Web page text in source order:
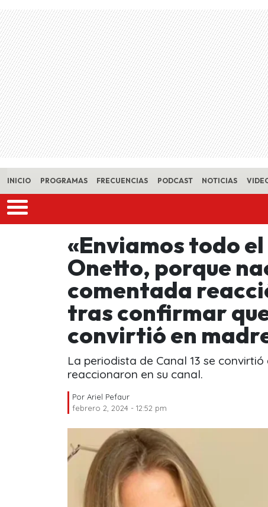
Skip to main content
INICIO PROGRAMAS FRECUENCIAS PODCAST NOTICIAS
«Enviamos todo
Onetto, porque
comentada
tras confirmar
convirtió en
La periodista de Canal 13 se
reaccionaron en su canal.
Por Ariel Pefaur
febrero 2, 2024 - 12:52 pm